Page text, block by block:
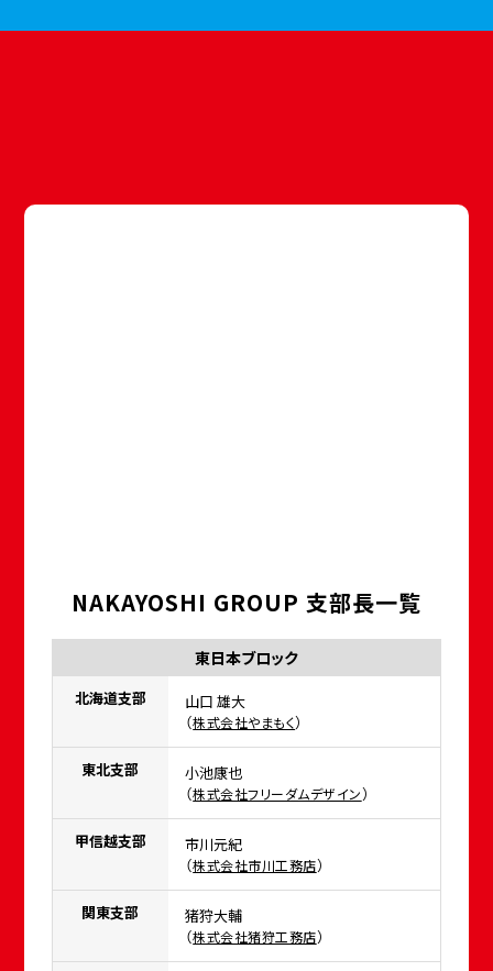
NAKAYOSHI GROUP 支部長一覧
東日本ブロック
北海道支部
山口 雄大
（株式会社やまもく）
東北支部
小池康也
（株式会社フリーダムデザイン）
甲信越支部
市川元紀
（株式会社市川工務店）
関東支部
猪狩大輔
（株式会社猪狩工務店）